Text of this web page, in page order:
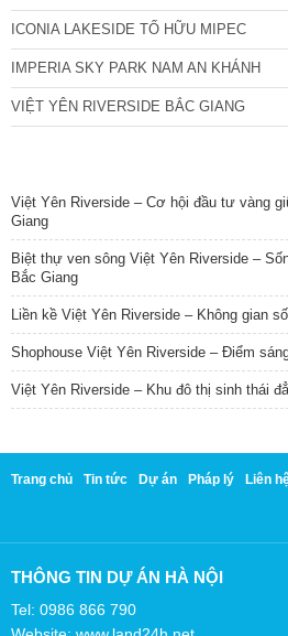
ICONIA LAKESIDE TỐ HỮU MIPEC
IMPERIA SKY PARK NAM AN KHÁNH
VIỆT YÊN RIVERSIDE BẮC GIANG
Việt Yên Riverside – Cơ hội đầu tư vàng
Giang
Biệt thự ven sông Việt Yên Riverside –
Bắc Giang
Liền kề Việt Yên Riverside – Không gian
Shophouse Việt Yên Riverside – Điểm
Việt Yên Riverside – Khu đô thị sinh thái
Trang chủ Tin tức Dự án Pháp lý Liên
THÔNG TIN DỰ ÁN HÀ NỘI
Tel: 0986 866 790